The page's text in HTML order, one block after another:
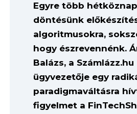
Egyre több
döntésünk
algoritmusokra,
hogy észrevennénk.
Balázs, a Számlázz.hu
ügyvezetője egy
paradigmaváltásra
figyelmet a